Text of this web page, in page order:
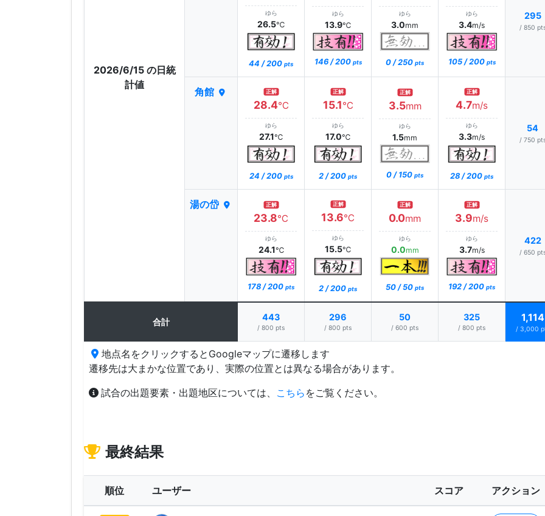
2026/6/15 の日統
計値
ゆら
26.5℃
44 / 200 pts
ゆら
13.9℃
146 / 200 pts
ゆら
3.0mm
0 / 250 pts
ゆら
3.4m/s
105 / 200 pts
295
/ 850
角館 正解
28.4℃
ゆら
27.1℃
24 / 200 pts
正解
15.1℃
ゆら
17.0℃
2 / 200 pts
正解
3.5mm
ゆら
1.5mm
0 / 150 pts
正解
4.7m/s
ゆら
3.3m/s
28 / 200 pts
54
/ 750
湯の岱 正解
23.8℃
ゆら
24.1℃
178 / 200 pts
正解
13.6℃
ゆら
15.5℃
2 / 200 pts
正解
0.0mm
ゆら
0.0mm
50 / 50 pts
正解
3.9m/s
ゆら
3.7m/s
192 / 200 pts
422
/ 650
合計 443
/ 800 pts
296
/ 800 pts
50
/ 600 pts
325
/ 800 pts
1,114
/ 3,000
地点名をクリックするとGoogleマップに遷移します
遷移先は大まかな位置であり、実際の位置とは異なる場合があります。
試合の出題要素・出題地区については、 こちら をご覧ください。
最終結果
順位 ユーザー スコア アクション